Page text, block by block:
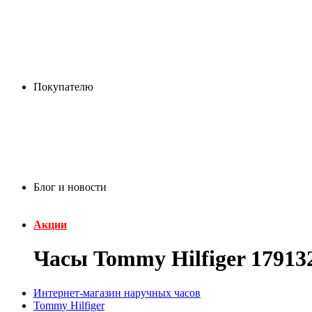
Покупателю
Блог и новости
Акции
Часы Tommy Hilfiger
Интернет-магазин наручных часов
Tommy Hilfiger